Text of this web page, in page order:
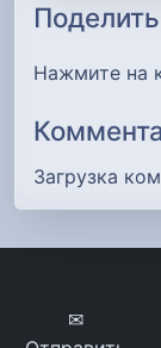
Нажмите на
Загрузка
✉